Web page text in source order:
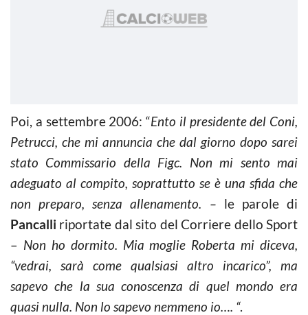
Poi, a settembre 2006: “Ento il presidente del Coni,
Petrucci, che mi annuncia che dal giorno dopo sarei
stato Commissario della Figc. Non mi sento mai
adeguato al compito, soprattutto se è una sfida che
non preparo, senza allenamento. – le parole di
Pancalli riportate dal sito del Corriere dello Sport
– Non ho dormito. Mia moglie Roberta mi diceva,
“vedrai, sarà come qualsiasi altro incarico”, ma
sapevo che la sua conoscenza di quel mondo era
quasi nulla. Non lo sapevo nemmeno io…. “.